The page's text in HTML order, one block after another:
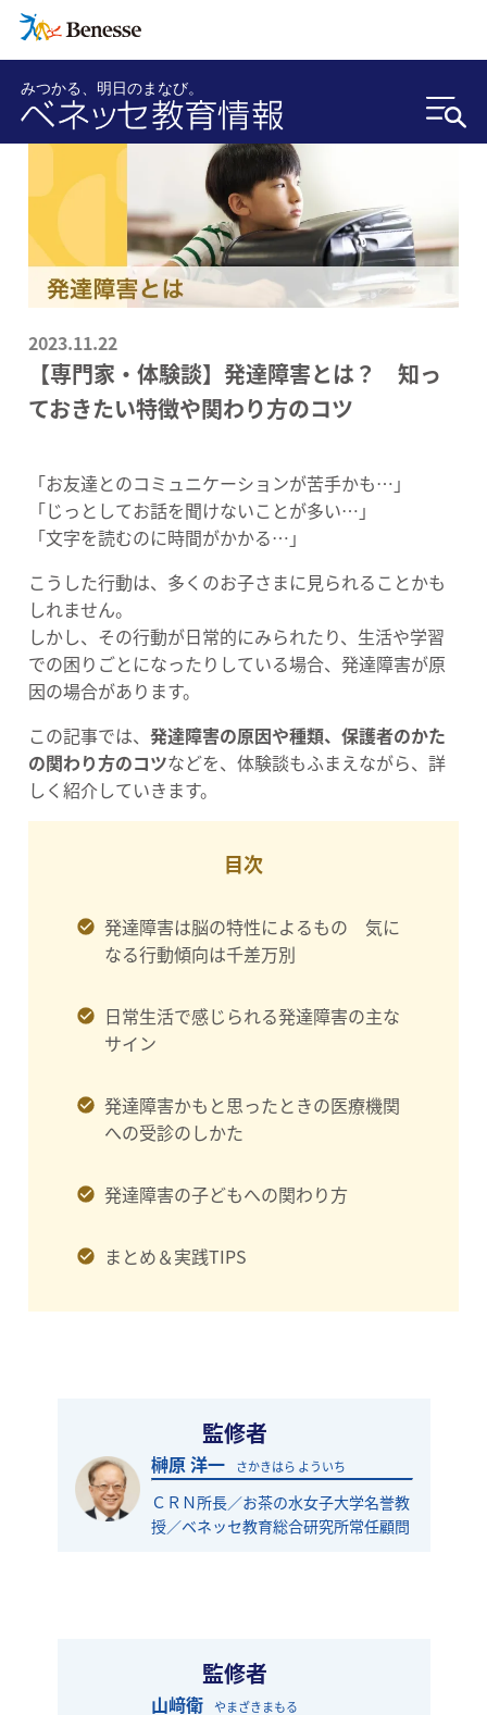
みつかる、明日のまなび。
2023.11.22
【専門家・体験談】発達障害とは？ 知っ
ておきたい特徴や関わり方のコツ
「お友達とのコミュニケーションが苦手かも…」
「じっとしてお話を聞けないことが多い…」
「文字を読むのに時間がかかる…」
こうした行動は、多くのお子さまに見られることかも
しれません。
しかし、その行動が日常的にみられたり、生活や学習
での困りごとになったりしている場合、発達障害が原
因の場合があります。
この記事では、 発達障害の原因や種類、保護者のかた
の関わり方のコツなどを、体験談もふまえながら、詳
しく紹介していきます。
目次
発達障害は脳の特性によるもの 気に
なる行動傾向は千差万別
日常生活で感じられる発達障害の主な
サイン
発達障害かもと思ったときの医療機関
への受診のしかた
発達障害の子どもへの関わり方
まとめ＆実践TIPS
監修者
榊原 洋一 さかきはら よういち
ＣＲＮ所長／お茶の水女子大学名誉教
授／ベネッセ教育総合研究所常任顧問
監修者
山﨑衛 やまざきまもる